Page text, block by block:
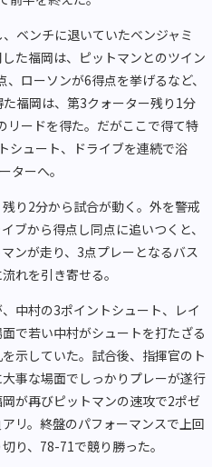
ベンチに退いていたベンジャミ
た福岡は、ピットマンとのツイン
ローソンが6得点を挙げるなど、
福岡は、第3クォーター残り1分
リードを得た。だがここで得て特
シュート、ドライブを連続で浴
ターへ。
り2分から試合が動く。外を警戒
ブから得点し同点に追いつくと、
ンが走り、3点プレーとなるバス
れを引き寄せる。
中村の3ポイントシュート、レイ
で若い中村がシュートを打たざる
示していた。試合後、指揮官のト
事な場面でしっかりプレーが遂行
が再びピットマンの速攻で2ポゼ
リ。終盤のパフォーマンスで上回
り、78-71で競り勝った。